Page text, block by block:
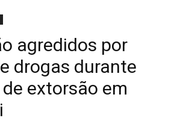
agredidos por
drogas durante
extorsão em